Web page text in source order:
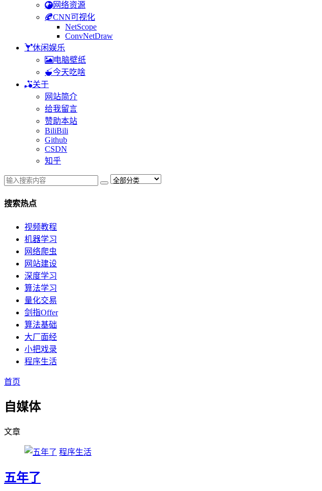
网络资源
CNN可视化
NetScope
ConvNetDraw
休闲娱乐
电脑壁纸
今天吃啥
关于
网站简介
给我留言
赞助本站
BiliBili
Github
CSDN
知乎
搜索热点
视频教程
机器学习
网络爬虫
网站建设
深度学习
算法学习
量化交易
剑指Offer
算法基础
大厂面经
小把戏录
程序生活
首页
自媒体
文章
程序生活
五年了